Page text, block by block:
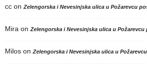
cc on Zelengorska i Nevesinjska ulica u Požarevcu
Mira on Zelengorska i Nevesinjska ulica u
Milos on Zelengorska i Nevesinjska ulica u